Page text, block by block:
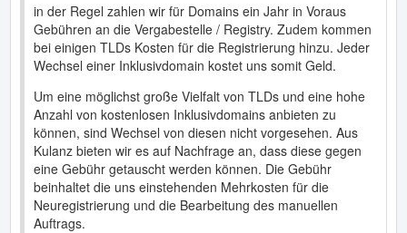
in der Regel zahlen wir für Domains ein Jahr in Voraus
Gebühren an die Vergabestelle / Registry. Zudem kommen
bei einigen TLDs Kosten für die Registrierung hinzu. Jeder
Wechsel einer Inklusivdomain kostet uns somit Geld.
Um eine möglichst große Vielfalt von TLDs und eine hohe
Anzahl von kostenlosen Inklusivdomains anbieten zu
können, sind Wechsel von diesen nicht vorgesehen. Aus
Kulanz bieten wir es auf Nachfrage an, dass diese gegen
eine Gebühr getauscht werden können. Die Gebühr
beinhaltet die uns einstehenden Mehrkosten für die
Neuregistrierung und die Bearbeitung des manuellen
Auftrags.